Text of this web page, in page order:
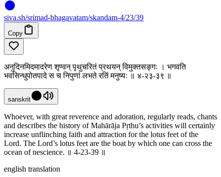
siva.sh/srimad-bhagavatam/skandam-4/23/39
Copy
अनुदिनमिदमादरेण श‍ृण्वन् पृथुचरितं प्रथयन् विमुक्तसङ्गः । भगवति
भवसिन्धुपोतपादे स च निपुणां लभते रतिं मनुष्यः ॥ ४-२३-३९ ॥
sanskrit
Whoever, with great reverence and adoration, regularly reads, chants
and describes the history of Mahārāja Pṛthu’s activities will certainly
increase unflinching faith and attraction for the lotus feet of the
Lord. The Lord’s lotus feet are the boat by which one can cross the
ocean of nescience. ॥ 4-23-39 ॥
english translation